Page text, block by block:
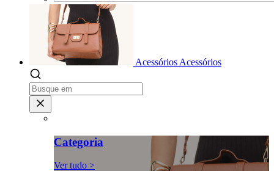
Acessórios Acessórios
Categoria
Ver tudo >